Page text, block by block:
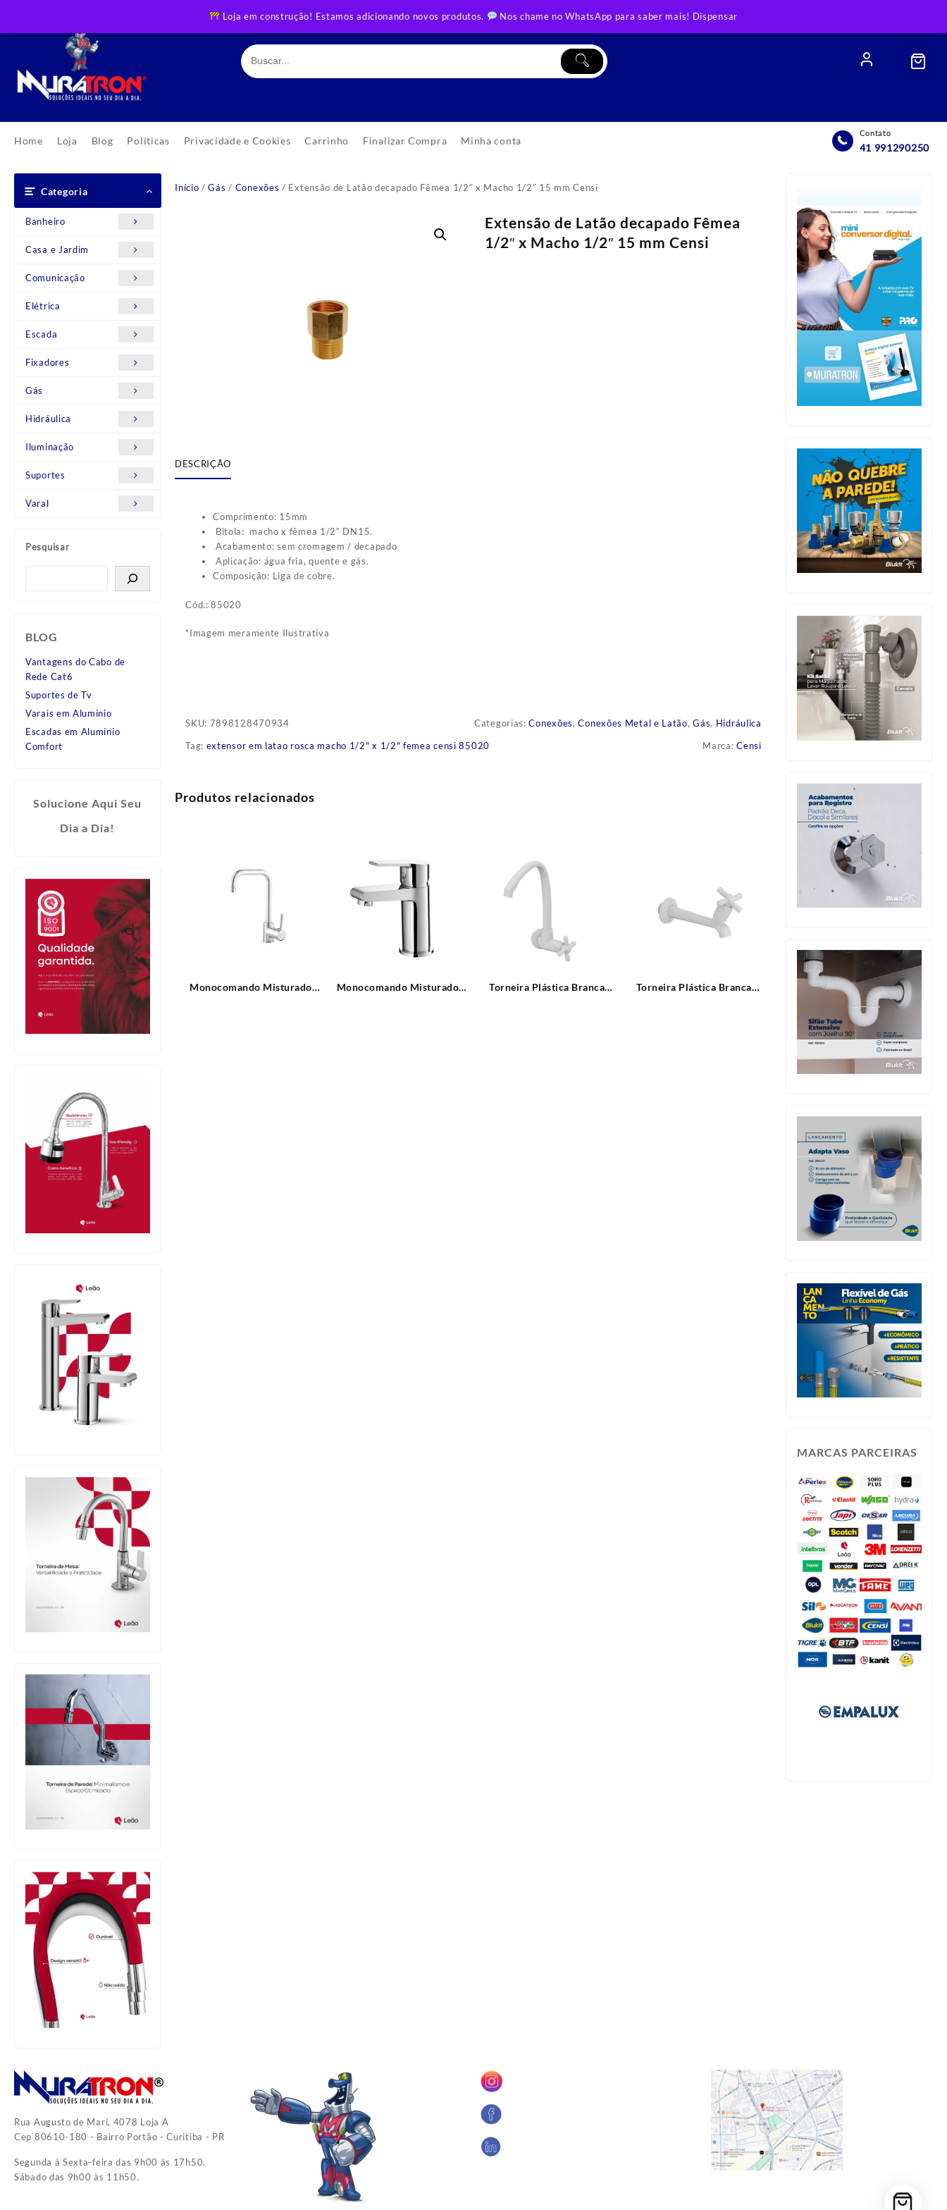
Loja em construção! Estamos adicionando novos produtos. Nos chame no WhatsApp para saber mais! Dispensar
content
Home Loja Blog Políticas Privacidade e Cookies Carrinho Finalizar Compra Minha conta
Contato
41 991290250
Categoria
Banheiro
Casa e Jardim
Comunicação
Elétrica
Escada
Fixadores
Gás
Hidráulica
Iluminação
Suportes
Varal
Pesquisar
BLOG
Vantagens do Cabo de
Rede Cat6
Suportes de Tv
Varais em Alumínio
Escadas em Alumínio
Comfort
Solucione Aqui Seu
Dia a Dia!
Início /Gás / Conexões / Extensão de Latão decapado Fêmea 1/2″ x Macho 1/2″ 15 mm Censi
Extensão de Latão decapado Fêmea
1/2″ x Macho 1/2″ 15 mm Censi
DESCRIÇÃO
Comprimento: 15mm
Bitola: macho x fêmea 1/2″ DN15.
Acabamento: sem cromagem / decapado
Aplicação: água fria, quente e gás.
Composição: Liga de cobre.
Cód.: 85020
*Imagem meramente Ilustrativa
SKU: 7898128470934 Categorias:Conexões,Conexões Metal e Latão,Gás, Hidráulica
Tag: extensor em latao rosca macho 1/2" x 1/2" femea censi 85020 Marca:Censi
Produtos relacionados
Monocomando Misturador
Monocomando Misturador
Torneira Plástica Branca
Torneira Plástica Branca
MARCAS PARCEIRAS
Rua Augusto de Mari, 4078 Loja A
Cep 80610-180 - Bairro Portão - Curitiba - PR
Segunda à Sexta-feira das 9h00 às 17h50.
Sábado das 9h00 às 11h50.